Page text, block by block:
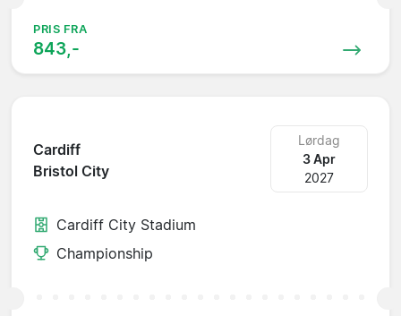
PRIS FRA
843,-
Cardiff
Bristol City
Lørdag
3 Apr
2027
Cardiff City Stadium
Championship